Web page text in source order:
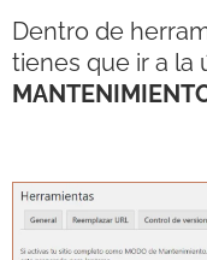
Dentro de
tienes que ir a la